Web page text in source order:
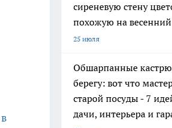
в
сиреневую стену
похожую на
25 июля
Обшарпанные
берегу: вот что
старой посуды - 7
дачи, интерьера и